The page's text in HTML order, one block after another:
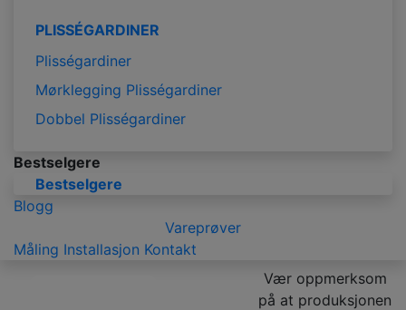
PLISSÉGARDINER
Plisségardiner
Mørklegging Plisségardiner
Dobbel Plisségardiner
Bestselgere
Bestselgere
Blogg
Vareprøver
Måling Installasjon Kontakt
Vær oppmerksom
på at produksjonen